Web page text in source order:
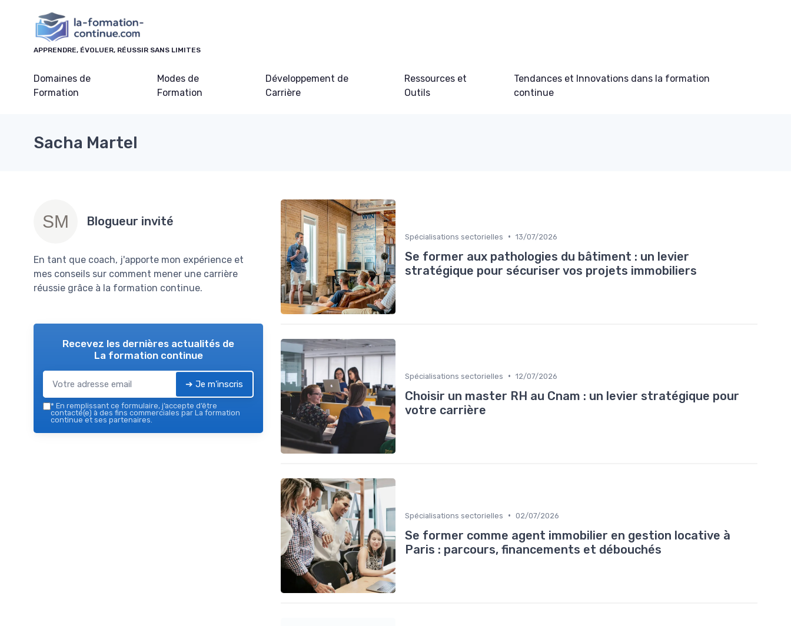
APPRENDRE, ÉVOLUER, RÉUSSIR SANS LIMITES
Domaines de
Formation
Modes de
Formation
Développement de
Carrière
Ressources et
Outils
Tendances et Innovations dans la formation
continue
Sacha Martel
Blogueur invité
En tant que coach, j'apporte mon expérience et
mes conseils sur comment mener une carrière
réussie grâce à la formation continue.
Recevez les dernières actualités de
La formation continue
➔ Je m'inscris
* En remplissant ce formulaire, j’accepte d’être
contacté(e) à des fins commerciales par La formation
continue et ses partenaires.
Spécialisations sectorielles • 13/07/2026
Se former aux pathologies du bâtiment : un levier
stratégique pour sécuriser vos projets immobiliers
Spécialisations sectorielles • 12/07/2026
Choisir un master RH au Cnam : un levier stratégique pour
votre carrière
Spécialisations sectorielles • 02/07/2026
Se former comme agent immobilier en gestion locative à
Paris : parcours, financements et débouchés